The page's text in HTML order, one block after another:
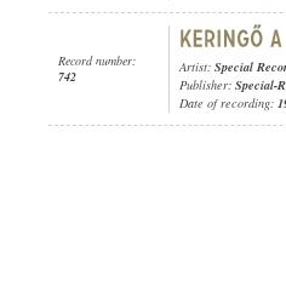
Record number:
742
Artist: Special
Publisher: Special-
Date of recording: